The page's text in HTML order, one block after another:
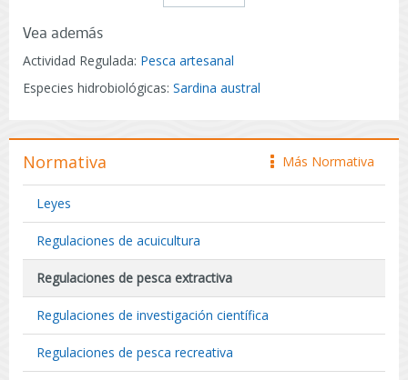
Vea además
Actividad Regulada: Pesca artesanal
Especies hidrobiológicas: Sardina austral
icono
Más Normativa
Normativa
Leyes
Regulaciones de acuicultura
Regulaciones de pesca extractiva
Regulaciones de investigación científica
Regulaciones de pesca recreativa